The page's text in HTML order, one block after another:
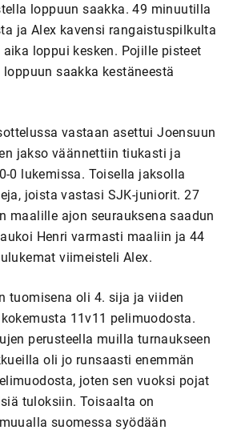
loppuun saakka. 49 minuutilla
ja Alex kavensi rangaistuspilkulta
loppui kesken. Pojille pisteet
saakka kestäneestä
vastaan asettui Joensuun
jakso väännettiin tiukasti ja
0 lukemissa. Toisella jaksolla
joista vastasi SJK-juniorit. 27
maalille ajon seurauksena saadun
Henri varmasti maaliin ja 44
viimeisteli Alex.
tuomisena oli 4. sija ja viiden
11v11 pelimuodosta.
perusteella muilla turnaukseen
oli jo runsaasti enemmän
joten sen vuoksi pojat
tuloksiin. Toisaalta on
suomessa syödään